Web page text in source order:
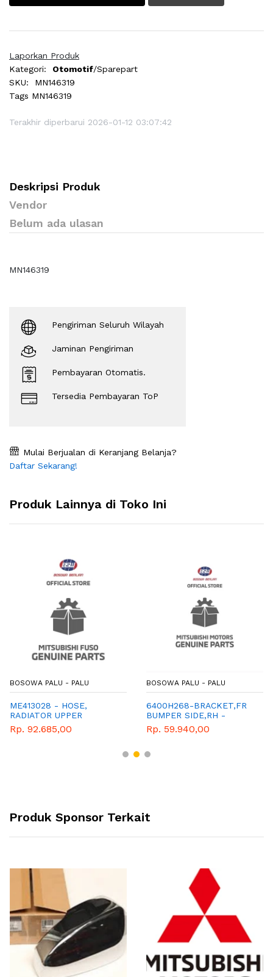
Laporkan Produk
Kategori:
Otomotif/Sparepart
SKU:
MN146319
Tags MN146319
Terakhir diperbarui 2026-01-12 03:07:42
Deskripsi Produk
Vendor
Belum ada ulasan
MN146319
Pengiriman Seluruh Wilayah
Jaminan Pengiriman
Pembayaran Otomatis.
Tersedia Pembayaran ToP
Mulai Berjualan di Keranjang Belanja?
Daftar Sekarang!
Produk Lainnya di Toko Ini
BOSOWA PALU - PALU
ME413028 - HOSE,
RADIATOR UPPER
Rp. 92.685,00
BOSOWA PALU - PALU
6400H268-BRACKET,FR
BUMPER SIDE,RH -
GENUINE PART-
MITSUBISHI
Rp. 59.940,00
Produk Sponsor Terkait